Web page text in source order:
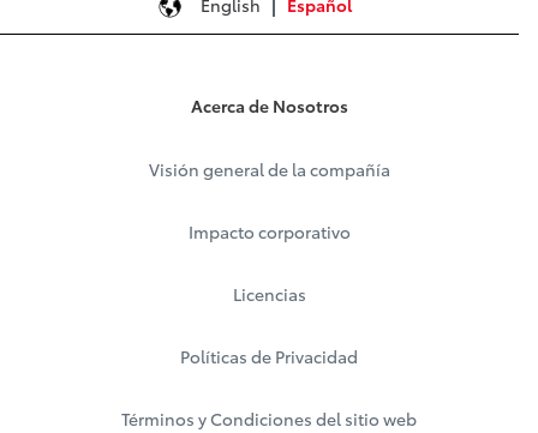
Acerca de Nosotros
Visión general de la compañía
Impacto corporativo
Licencias
Políticas de Privacidad
Términos y Condiciones del sitio web